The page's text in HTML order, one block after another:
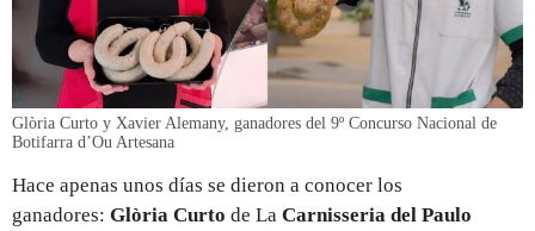
Glòria Curto y Xavier Alemany, ganadores del 9º Concurso Nacional de
Botifarra d’Ou Artesana
Hace apenas unos días se dieron a conocer los
ganadores: Glòria Curto de La Carnisseria del Paulo